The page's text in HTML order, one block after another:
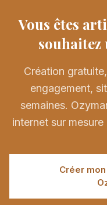
Vous êtes
Création
engagement,
semaines.
internet sur
Créer